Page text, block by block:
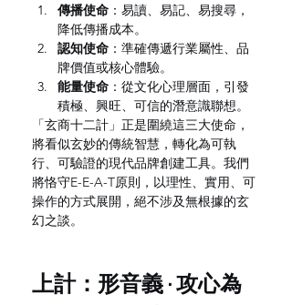
傳播使命 ：易讀、易記、易搜尋，
降低傳播成本。
認知使命 ：準確傳遞行業屬性、品
牌價值或核心體驗。
能量使命 ：從文化心理層面，引發
積極、興旺、可信的潛意識聯想。
「玄商十二計」正是圍繞這三大使命，
將看似玄妙的傳統智慧，轉化為可執
行、可驗證的現代品牌創建工具。我們
將恪守E-E-A-T原則，以理性、實用、可
操作的方式展開，絕不涉及無根據的玄
幻之談。
上計：形音義 · 攻心為